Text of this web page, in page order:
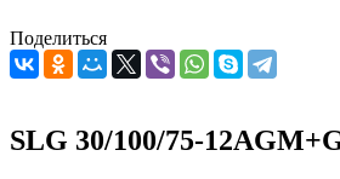
Поделиться
SLG 30/100/75-